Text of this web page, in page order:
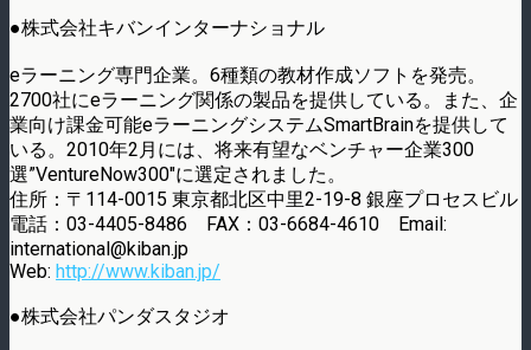
●株式会社キバンインターナショナル
eラーニング専門企業。6種類の教材作成ソフトを発売。
2700社にeラーニング関係の製品を提供している。また、企
業向け課金可能eラーニングシステムSmartBrainを提供して
いる。2010年2月には、将来有望なベンチャー企業300
選”VentureNow300″に選定されました。
住所：〒114-0015 東京都北区中里2-19-8 銀座プロセスビル
電話：03-4405-8486 FAX：03-6684-4610 Email:
international@kiban.jp
Web: http://www.kiban.jp/
●株式会社パンダスタジオ